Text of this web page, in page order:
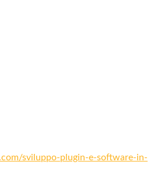
sviluppo-plugin-e-software-in-